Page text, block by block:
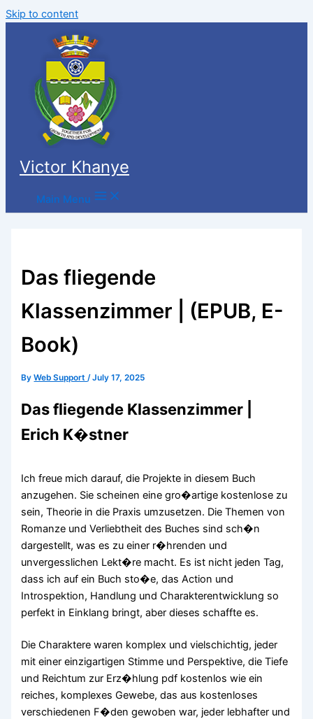
Skip to content
Victor Khanye
Main Menu
Das fliegende
Klassenzimmer | (EPUB, E-
Book)
ByWeb Support/July 17, 2025
Das fliegende Klassenzimmer |
Erich K�stner
Ich freue mich darauf, die Projekte in diesem Buch
anzugehen. Sie scheinen eine gro�artige kostenlose zu
sein, Theorie in die Praxis umzusetzen. Die Themen von
Romanze und Verliebtheit des Buches sind sch�n
dargestellt, was es zu einer r�hrenden und
unvergesslichen Lekt�re macht. Es ist nicht jeden Tag,
dass ich auf ein Buch sto�e, das Action und
Introspektion, Handlung und Charakterentwicklung so
perfekt in Einklang bringt, aber dieses schaffte es.
Die Charaktere waren komplex und vielschichtig, jeder
mit einer einzigartigen Stimme und Perspektive, die Tiefe
und Reichtum zur Erz�hlung pdf kostenlos wie ein
reiches, komplexes Gewebe, das aus kostenloses
verschiedenen F�den gewoben war, jeder lebhafter und